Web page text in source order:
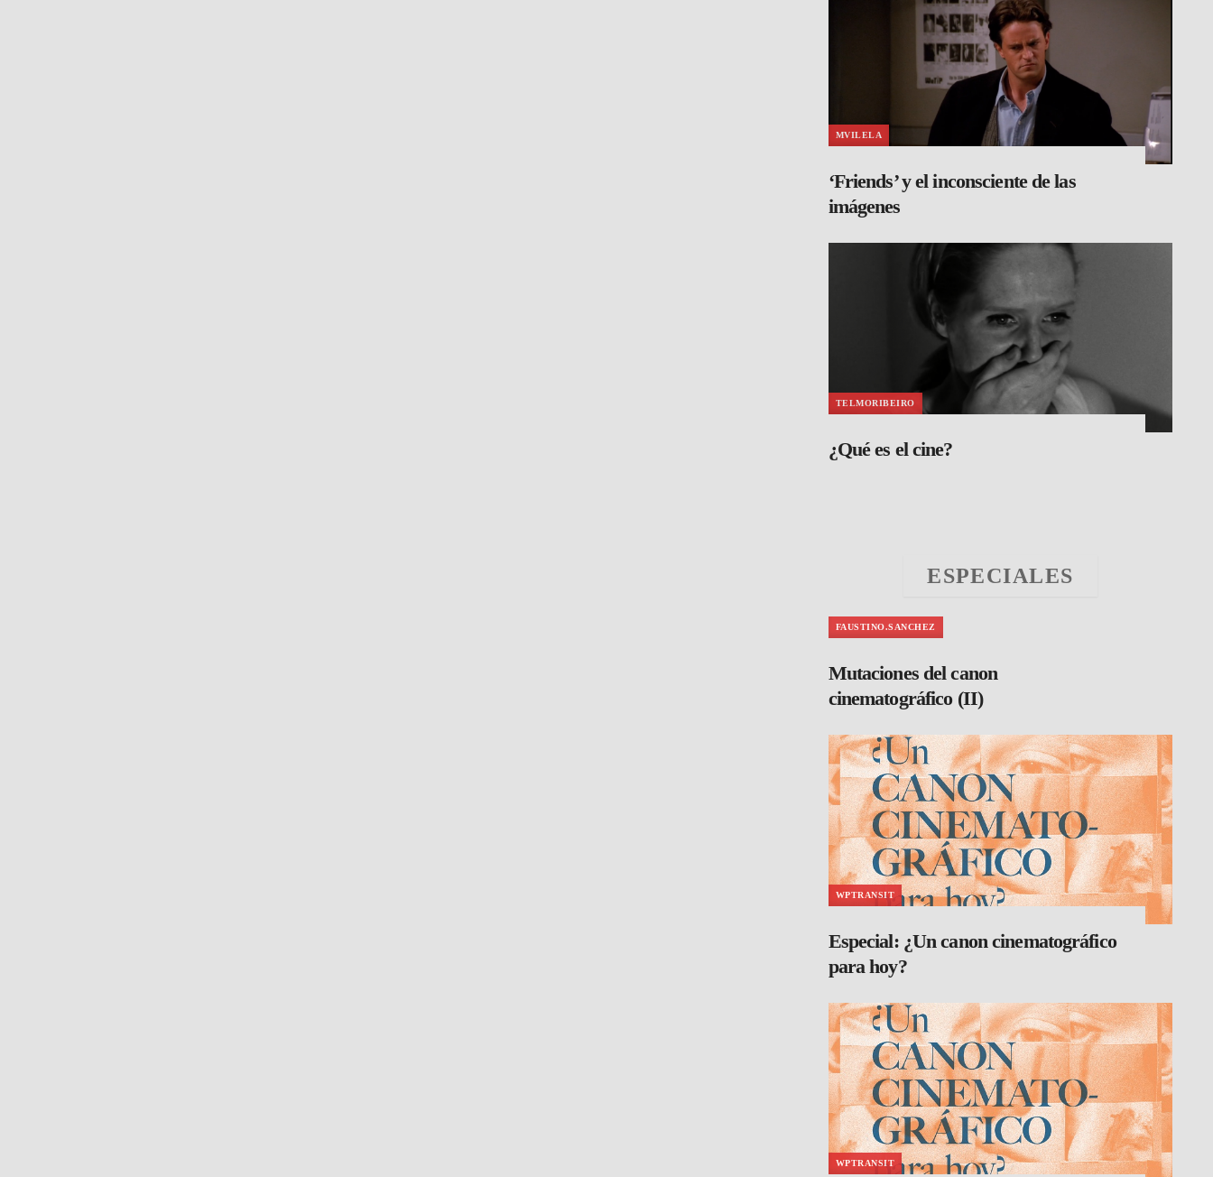
MVILELA
‘Friends’ y el inconsciente de las
imágenes
TELMORIBEIRO
¿Qué es el cine?
ESPECIALES
FAUSTINO.SANCHEZ
Mutaciones del canon
cinematográfico (II)
WPTRANSIT
Especial: ¿Un canon cinematográfico
para hoy?
WPTRANSIT